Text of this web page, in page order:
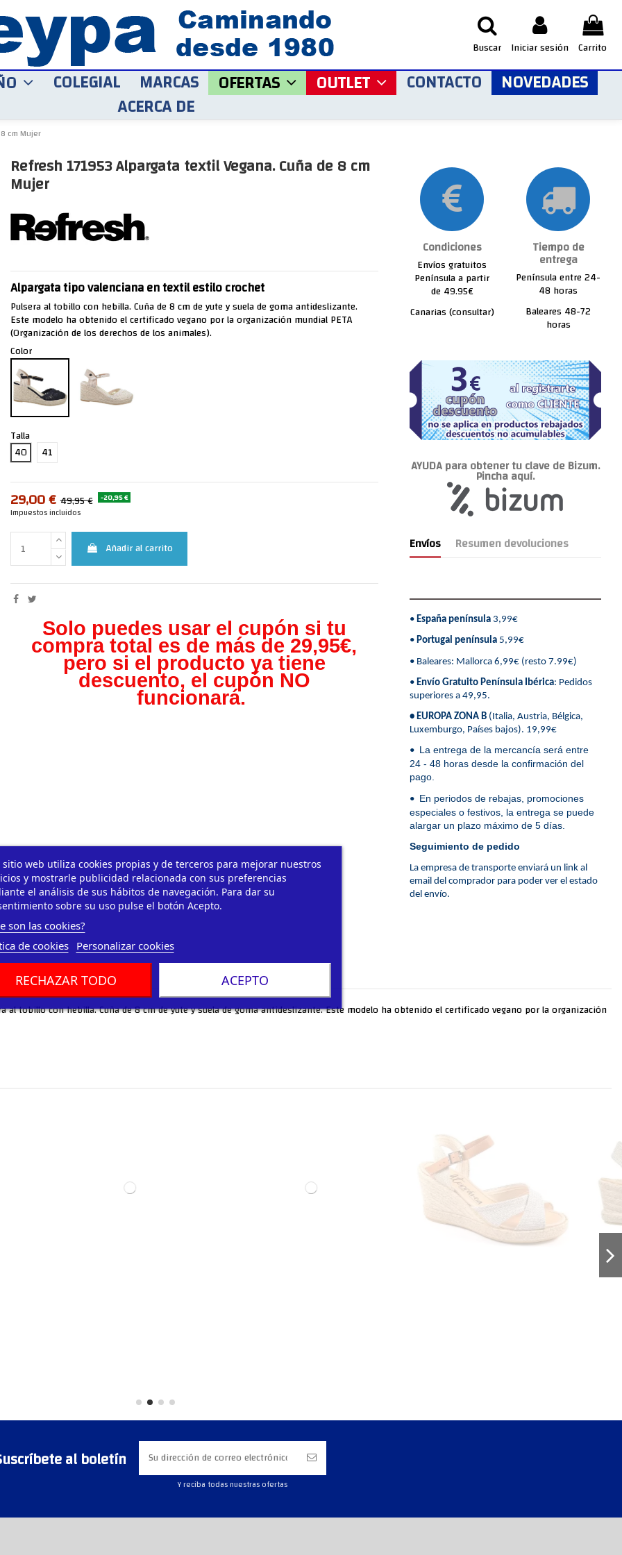
Buscar Iniciar sesión Carrito
sitio web utiliza cookies propias y de terceros para mejorar nuestros
y mostrarle publicidad relacionada con sus preferencias
el análisis de sus hábitos de navegación. Para dar su
sobre su uso pulse el botón Acepto.
son las cookies?
de cookies
Personalizar cookies
RECHAZAR TODO ACEPTO
COLEGIAL MARCAS OFERTAS OUTLET CONTACTO NOVEDADES
ACERCA DE
cm Mujer
Refresh 171953 Alpargata textil Vegana. Cuña de 8 cm
Mujer
Alpargata tipo valenciana en textil estilo crochet
Pulsera al tobillo con hebilla. Cuña de 8 cm de yute y suela de goma antideslizante.
Este modelo ha obtenido el certificado vegano por la organización mundial PETA
(Organización de los derechos de los animales).
Color
Talla
40
41
29,00 € 49,95 € -20,95 €
Impuestos incluidos
Añadir al carrito
Solo puedes usar el cupón si tu
compra total es de más de 29,95€,
pero si el producto ya tiene
descuento, el cupón NO
funcionará.
Condiciones
Envíos gratuitos
Península a partir
de 49.95€
Canarias (consultar)
Tiempo de
entrega
Península entre 24-
48 horas
Baleares 48-72
horas
AYUDA para obtener tu clave de Bizum.
Pincha aquí.
Envíos Resumen devoluciones
• España península3,99€
• Portugal península5,99€
• Baleares: Mallorca 6,99€ (resto 7.99€)
• Envío Gratuito Península Ibérica: Pedidos
superiores a 49,95.
• EUROPA ZONA B(Italia, Austria, Bélgica,
Luxemburgo, Países bajos). 19,99€
• La entrega de la mercancía será entre
24 - 48 horas desde la confirmación del
pago.
• En periodos de rebajas, promociones
especiales o festivos, la entrega se puede
alargar un plazo máximo de 5 días.
Seguimiento de pedido
La empresa de transporte enviará un link al
email del comprador para poder ver el estado
del envío.
tobillo con hebilla. Cuña de 8 cm de yute y suela de goma antideslizante. Este modelo ha obtenido el certificado vegano por la organización
al boletín
Y reciba todas nuestras ofertas